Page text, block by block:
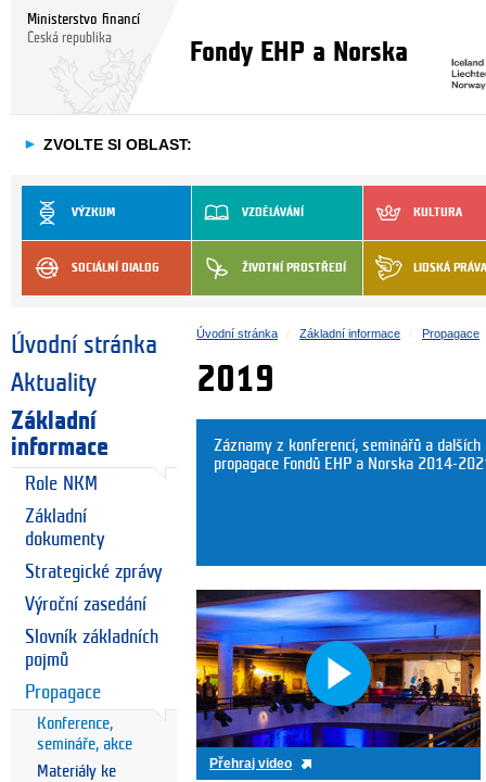
Ministerstvo financí
Česká republika
Fondy EHP a Norska
► ZVOLTE SI OBLAST:
VÝZKUM VZDĚLÁVÁNÍ KULTURA
SOCIÁLNÍ DIALOG ŽIVOTNÍ PROSTŘEDÍ LIDSKÁ PRÁVA
Úvodní stránka
Aktuality
Základní
informace
Role NKM
Základní
dokumenty
Strategické zprávy
Výroční zasedání
Slovník základních
pojmů
Propagace
Konference,
semináře, akce
Materiály ke
Úvodní stránka Základní informace Propagace
2019
Záznamy z konferencí, seminářů a
propagace Fondů EHP a Norska 2014-
Přehraj video